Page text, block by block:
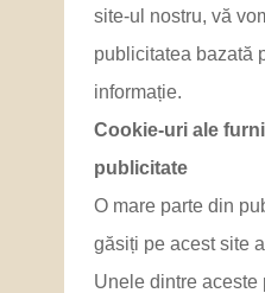
site-ul nostru, vă
publicitatea bazată
informație.
Cookie-uri ale
publicitate
O mare parte din
găsiți pe acest site
Unele dintre aceste